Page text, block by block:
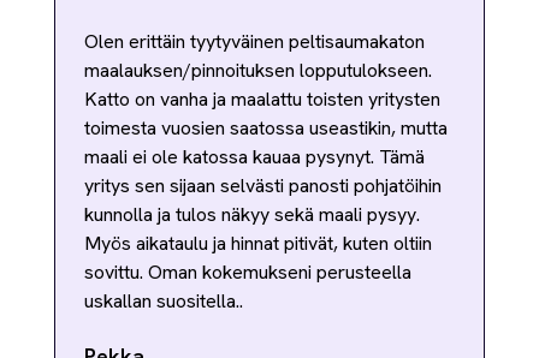
Olen erittäin tyytyväinen peltisaumakaton
maalauksen/pinnoituksen lopputulokseen.
Katto on vanha ja maalattu toisten yritysten
toimesta vuosien saatossa useastikin, mutta
maali ei ole katossa kauaa pysynyt. Tämä
yritys sen sijaan selvästi panosti pohjatöihin
kunnolla ja tulos näkyy sekä maali pysyy.
Myös aikataulu ja hinnat pitivät, kuten oltiin
sovittu. Oman kokemukseni perusteella
uskallan suositella..